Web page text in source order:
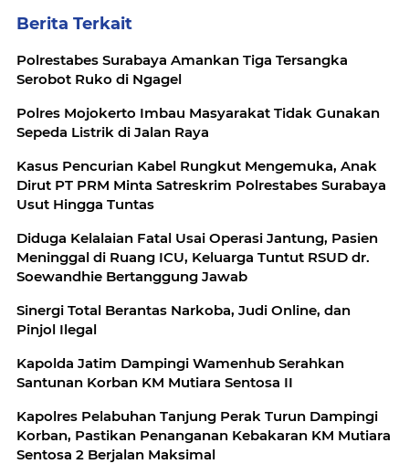
Berita Terkait
Polrestabes Surabaya Amankan Tiga Tersangka
Serobot Ruko di Ngagel
Polres Mojokerto Imbau Masyarakat Tidak Gunakan
Sepeda Listrik di Jalan Raya
Kasus Pencurian Kabel Rungkut Mengemuka, Anak
Dirut PT PRM Minta Satreskrim Polrestabes Surabaya
Usut Hingga Tuntas
Diduga Kelalaian Fatal Usai Operasi Jantung, Pasien
Meninggal di Ruang ICU, Keluarga Tuntut RSUD dr.
Soewandhie Bertanggung Jawab
Sinergi Total Berantas Narkoba, Judi Online, dan
Pinjol Ilegal
Kapolda Jatim Dampingi Wamenhub Serahkan
Santunan Korban KM Mutiara Sentosa II
Kapolres Pelabuhan Tanjung Perak Turun Dampingi
Korban, Pastikan Penanganan Kebakaran KM Mutiara
Sentosa 2 Berjalan Maksimal